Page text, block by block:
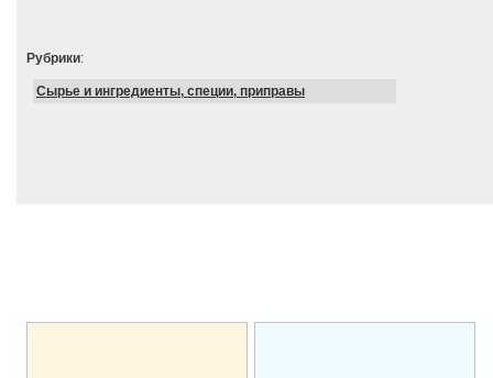
Рубрики:
Сырье и ингредиенты, специи, приправы